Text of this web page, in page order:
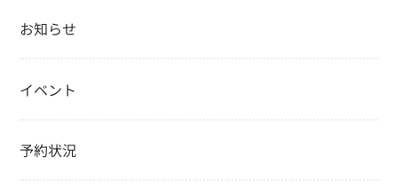
お知らせ
イベント
予約状況